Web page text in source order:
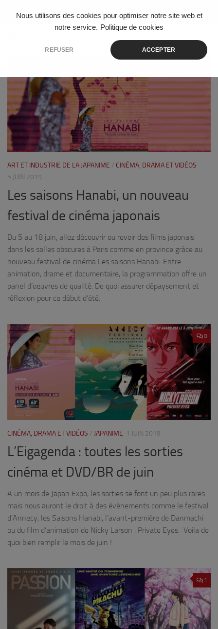
Nous utilisons des cookies pour optimiser notre site web et
notre service. Politique de cookies
REFUSER ACCEPTER
Skip to content
ART ET INDUSTRIE DE LA JAPANIME / CINÉMA, DRAMA ET VIDÉOS
5 JUIN 2019
Les saisons Hanabi, un nouveau
festival de cinéma japonais
Du 5 au 18 juin, allez découvrir ou revoir des films japonais
dans les salles obscures à Paris comme en province grâce au
nouveau festival de cinéma Les saisons Hanabi. Entre
animation, drame et documentaire, la programmation offre un
panel d’oeuvres de qualité. De quoi assurer dépaysement et
réflexion pour ce début d’été.
0
CINÉMA, DRAMA ET VIDÉOS / JAPANIME 1 JUIN 2019
L’Eigagenda : toutes les sorties
cinéma et DVD/BR de juin
A un mois de Japan Expo, les sorties se font un peu plus rares
mais nous auront le droit à des événements comme le festival
d’Annecy, les Saisons Hanabi, l’avant-première de Danmachi
ou du film d’animation de Nicky Larson : Private Eyes. Voila de
quoi bien remplir le mois de juin !
1